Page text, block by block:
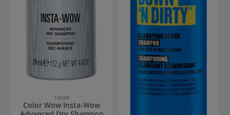
19698
Color Wow Insta-Wow